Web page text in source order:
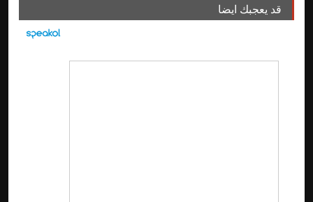
قد يعجبك ايضا